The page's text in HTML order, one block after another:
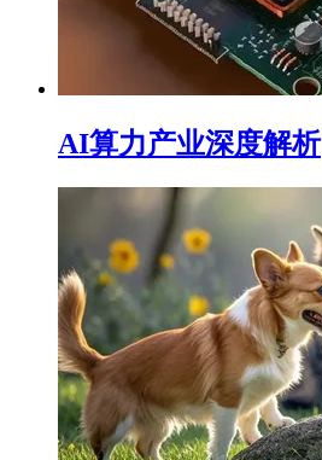
AI算力产业深度解析